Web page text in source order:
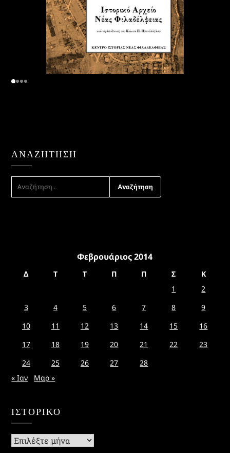
ΑΝΑΖΉΤΗΣΗ
ΓΙΑ:
Φεβρουάριος 2014
Δ Τ Τ Π Π Σ
Κ
1
2
3
4 5 6 7 8
9
10
11 12 13 14 15
16
17
18 19 20 21 22
23
24
25 26 27
28
« Ιαν
Μαρ »
ΙΣΤΟΡΙΚΌ
Ιστορικό